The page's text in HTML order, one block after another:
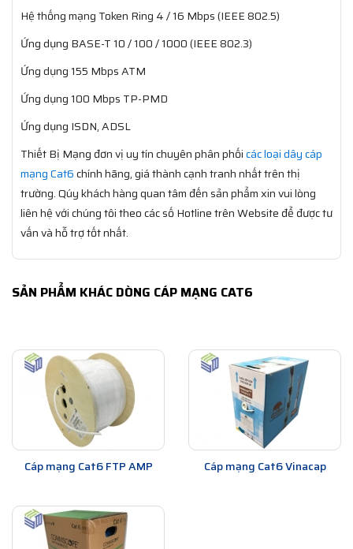
Hệ thống mạng Token Ring 4 / 16 Mbps (IEEE 802.5)
Ứng dụng BASE-T 10 / 100 / 1000 (IEEE 802.3)
Ứng dụng 155 Mbps ATM
Ứng dụng 100 Mbps TP-PMD
Ứng dụng ISDN, ADSL
Thiết Bị Mạng đơn vị uy tín chuyên phân phốicác loại dây cáp
mạng Cat6chính hãng, giá thành cạnh tranh nhất trên thị
trường. Qúy khách hàng quan tâm đến sản phẩm xin vui lòng
liên hệ với chúng tôi theo các số Hotline trên Website để được tư
vấn và hỗ trợ tốt nhất.
SẢN PHẨM KHÁC DÒNG CÁP MẠNG CAT6
Cáp mạng Cat6 FTP AMP Cáp mạng Cat6 Vinacap